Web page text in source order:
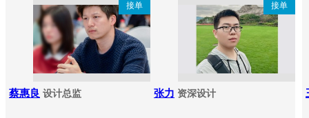
接单
蔡惠良 设计总监
接单
张力 资深设计